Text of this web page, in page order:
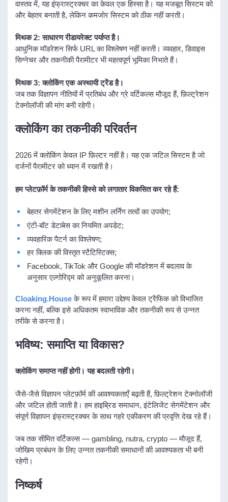
वास्तव में, यह इंफ्रास्ट्रक्चर का केवल एक हिस्सा है। यह मजबूत सिस्टम को
और बेहतर बनाती है, लेकिन कमजोर सिस्टम को ठीक नहीं करती।
मिथक 2: साधारण रीडायरेक्ट पर्याप्त है।
आधुनिक मॉडरेशन सिर्फ URL का विश्लेषण नहीं करती। व्यवहार, डिवाइस
सिग्नेचर और तकनीकी पैरामीटर भी महत्वपूर्ण भूमिका निभाते हैं।
मिथक 3: क्लोकिंग एक अस्थायी ट्रेंड है।
जब तक विज्ञापन नीतियों में प्रतिबंध और ग्रे वर्टिकल्स मौजूद हैं, फ़िल्ट्रेशन
टेक्नोलॉजी की मांग बनी रहेगी।
क्लोकिंग का तकनीकी परिवर्तन
2026 में क्लोकिंग केवल IP फ़िल्टर नहीं है। यह एक जटिल सिस्टम है जो
दर्जनों पैरामीटर को ध्यान में रखती है।
हम प्लेटफ़ॉर्म के तकनीकी हिस्से को लगातार विकसित कर रहे हैं:
बेहतर सेगमेंटेशन के लिए मशीन लर्निंग तत्वों का उपयोग;
एंटी-बॉट डेटाबेस का नियमित अपडेट;
व्यवहारिक पैटर्न का विश्लेषण;
हर क्लिक की विस्तृत स्टैटिस्टिक्स;
Facebook, TikTok और Google की मॉडरेशन में बदलाव के
अनुसार एल्गोरिद्म को अनुकूलित करना।
Cloaking.Houseके रूप में हमारा उद्देश्य केवल ट्रैफिक को विभाजित
करना नहीं, बल्कि इसे अधिकतम स्वाभाविक और तकनीकी रूप से उन्नत
तरीके से करना है।
भविष्य: समाप्ति या विकास?
क्लोकिंग समाप्त नहीं होगी। यह बदलती रहेगी।
जैसे-जैसे विज्ञापन प्लेटफ़ॉर्म की आवश्यकताएँ बढ़ती हैं, फ़िल्ट्रेशन टेक्नोलॉजी
और जटिल होती जाती है। हम हाइब्रिड समाधान, इंटेलिजेंट सेगमेंटेशन और
संपूर्ण विज्ञापन इंफ्रास्ट्रक्चर के साथ गहरे एकीकरण की प्रवृत्ति देख रहे हैं।
जब तक सीमित वर्टिकल्स — gambling, nutra, crypto — मौजूद हैं,
जोखिम प्रबंधन के लिए उन्नत तकनीकी समाधानों की आवश्यकता भी बनी
रहेगी।
निष्कर्ष